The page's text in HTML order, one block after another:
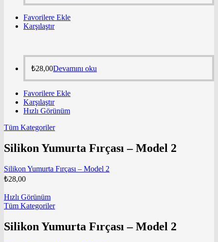
Favorilere Ekle
Karşılaştır
₺28,00Devamını oku
Favorilere Ekle
Karşılaştır
Hızlı Görünüm
Tüm Kategoriler
Silikon Yumurta Fırçası – Model 2
Silikon Yumurta Fırçası – Model 2
₺28,00
Hızlı Görünüm
Tüm Kategoriler
Silikon Yumurta Fırçası – Model 2